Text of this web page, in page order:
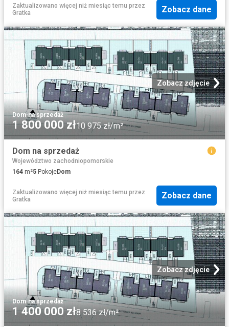
Zaktualizowano więcej niż miesiąc temu przez
Gratka
Zobacz dane
Zobacz zdjęcie
Dom·na sprzedaż
1 800 000 zł10 975 zł/m²
Dom na sprzedaż
Województwo zachodniopomorskie
164 m²5 PokojeDom
Zaktualizowano więcej niż miesiąc temu przez
Gratka
Zobacz dane
Zobacz zdjęcie
Dom·na sprzedaż
1 400 000 zł8 536 zł/m²